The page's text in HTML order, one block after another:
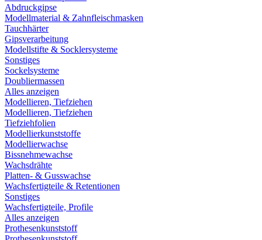
Abdruckgipse
Modellmaterial & Zahnfleischmasken
Tauchhärter
Gipsverarbeitung
Modellstifte & Socklersysteme
Sonstiges
Sockelsysteme
Doubliermassen
Alles anzeigen
Modellieren, Tiefziehen
Modellieren, Tiefziehen
Tiefziehfolien
Modellierkunststoffe
Modellierwachse
Bissnehmewachse
Wachsdrähte
Platten- & Gusswachse
Wachsfertigteile & Retentionen
Sonstiges
Wachsfertigteile, Profile
Alles anzeigen
Prothesenkunststoff